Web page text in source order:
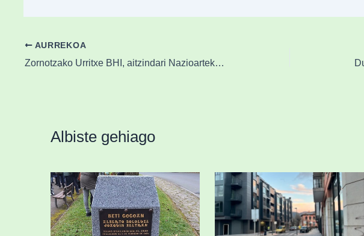
AURREKOA
Zornotzako Urritxe BHI, aitzindari Nazioarteko Batxilergoan sare publikoan
Albiste gehiago